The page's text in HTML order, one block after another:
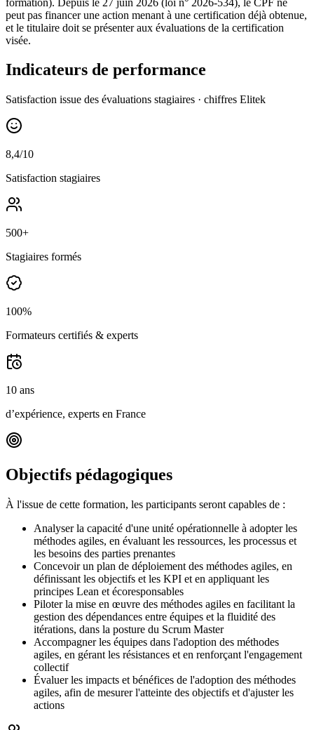
peut pas financer une action menant à une certification déjà obtenue,
et le titulaire doit se présenter aux évaluations de la certification
visée.
Indicateurs de performance
Satisfaction issue des évaluations stagiaires · chiffres Elitek
8,4/10
Satisfaction stagiaires
500+
Stagiaires formés
100%
Formateurs certifiés & experts
10 ans
d’expérience, experts en France
Objectifs pédagogiques
À l'issue de cette formation, les participants seront capables de :
Analyser la capacité d'une unité opérationnelle à adopter les
méthodes agiles, en évaluant les ressources, les processus et
les besoins des parties prenantes
Concevoir un plan de déploiement des méthodes agiles, en
définissant les objectifs et les KPI et en appliquant les
principes Lean et écoresponsables
Piloter la mise en œuvre des méthodes agiles en facilitant la
gestion des dépendances entre équipes et la fluidité des
itérations, dans la posture du Scrum Master
Accompagner les équipes dans l'adoption des méthodes
agiles, en gérant les résistances et en renforçant l'engagement
collectif
Évaluer les impacts et bénéfices de l'adoption des méthodes
agiles, afin de mesurer l'atteinte des objectifs et d'ajuster les
actions